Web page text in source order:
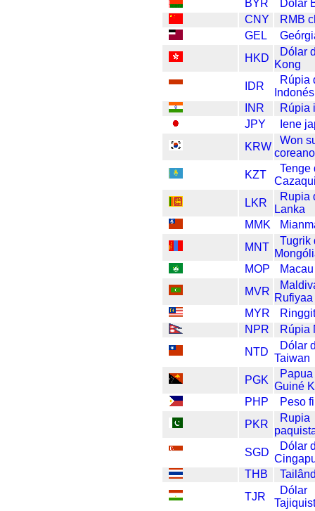
BYR
Dólar
CNY
RMB
GEL
HKD
Dólar
Kong
IDR
Rúpia
INR
Rúpia
JPY
Iene
KRW
Won
coreano
KZT
Tenge
LKR
Rupia
Lanka
MMK
MNT
Tugrik
MOP
MVR
Rufiyaa
MYR
NPR
Rúpia
NTD
Dólar
Taiwan
PGK
Guiné
PHP
Peso
PKR
Rupia
SGD
Dólar
THB
TJR
Dólar